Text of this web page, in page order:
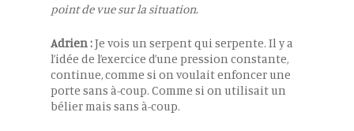
point de vue sur la situation.
Adrien :Je vois un serpent qui serpente. Il y a
l’idée de l’exercice d’une pression constante,
continue, comme si on voulait enfoncer une
porte sans à-coup. Comme si on utilisait un
bélier mais sans à-coup.